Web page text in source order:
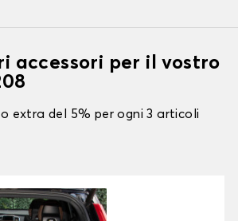
accessori per il vostro
extra del 5% per ogni 3 articoli